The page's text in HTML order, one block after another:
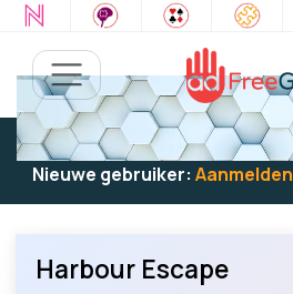
Bestaande gebruiker: Log in
Nieuwe gebruiker: Aanmelden
Harbour Escape